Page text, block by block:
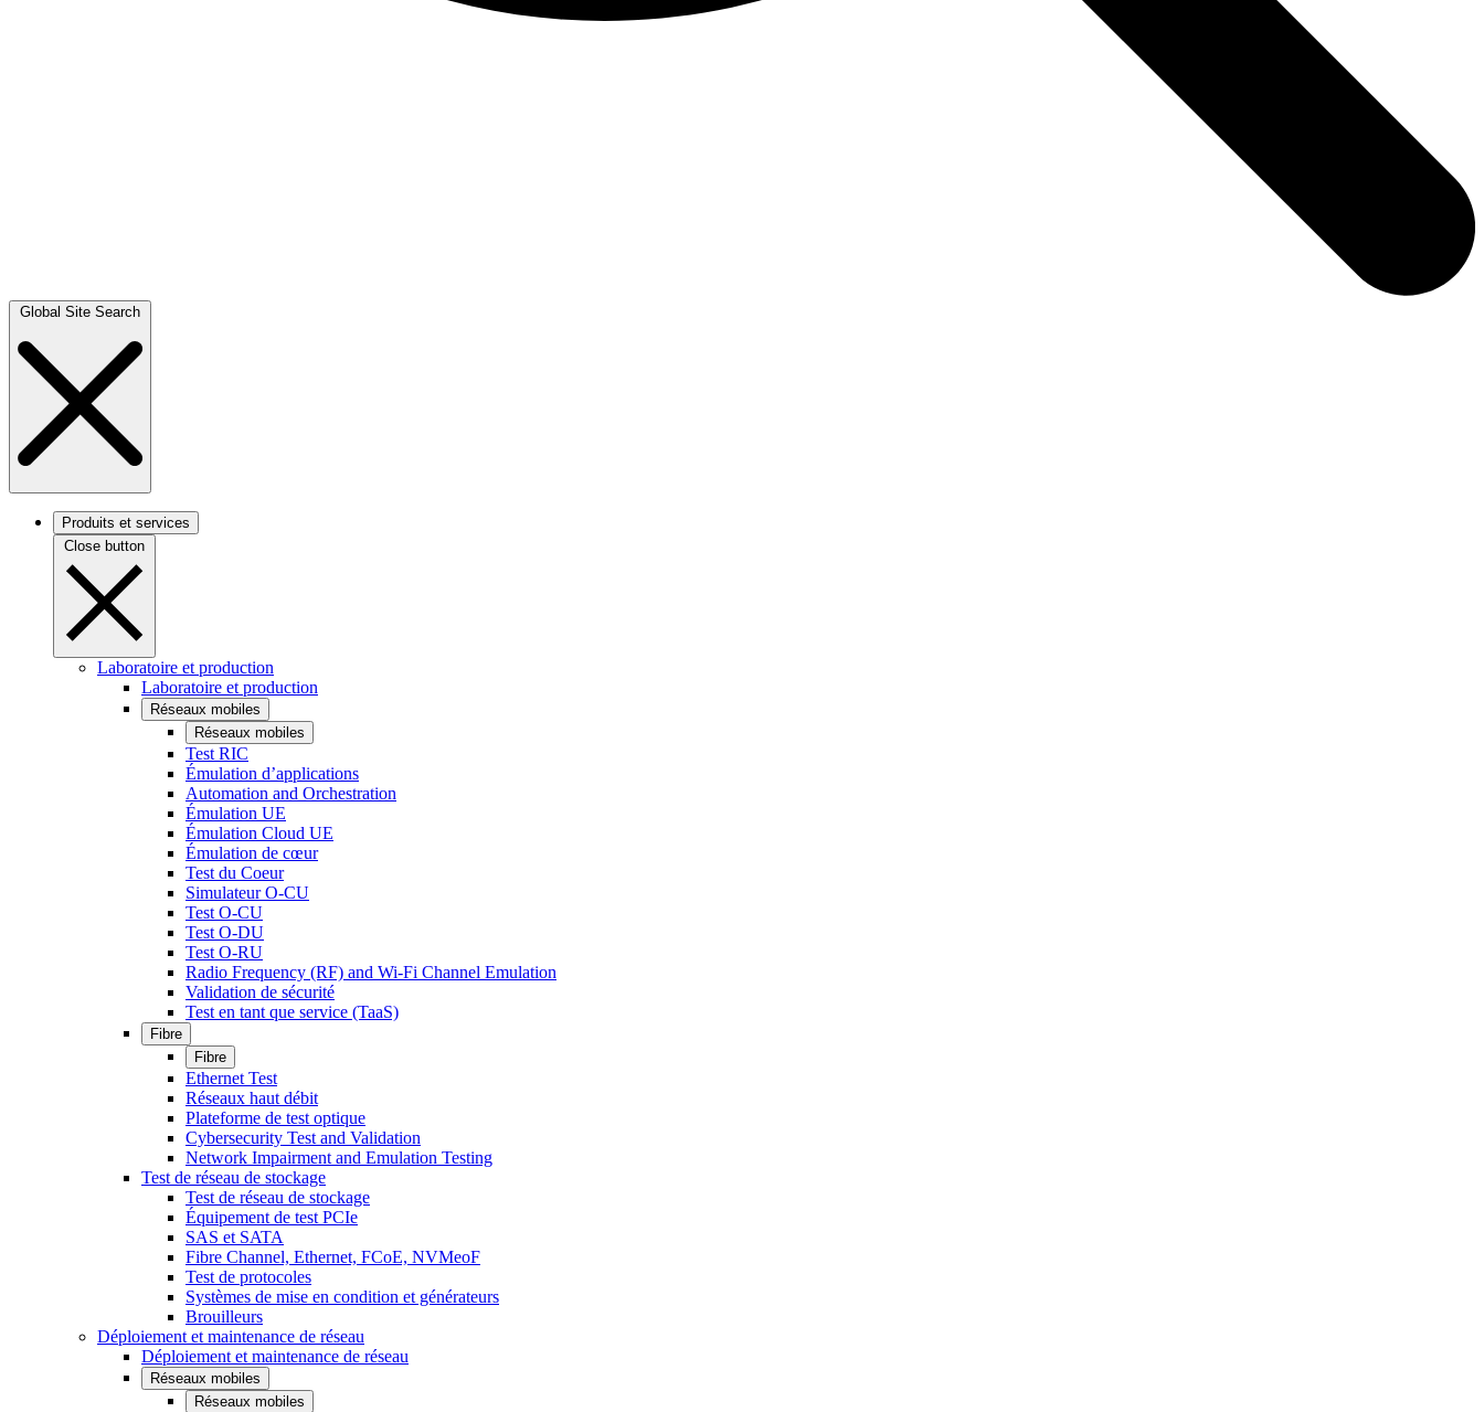
Global Site Search
Produits et services
Close button
Laboratoire et production
Laboratoire et production
Réseaux mobiles
Réseaux mobiles
Test RIC
Émulation d’applications
Automation and Orchestration
Émulation UE
Émulation Cloud UE
Émulation de cœur
Test du Coeur
Simulateur O-CU
Test O-CU
Test O-DU
Test O-RU
Radio Frequency (RF) and Wi-Fi Channel Emulation
Validation de sécurité
Test en tant que service (TaaS)
Fibre
Fibre
Ethernet Test
Réseaux haut débit
Plateforme de test optique
Cybersecurity Test and Validation
Network Impairment and Emulation Testing
Test de réseau de stockage
Test de réseau de stockage
Équipement de test PCIe
SAS et SATA
Fibre Channel, Ethernet, FCoE, NVMeoF
Test de protocoles
Systèmes de mise en condition et générateurs
Brouilleurs
Déploiement et maintenance de réseau
Déploiement et maintenance de réseau
Réseaux mobiles
Réseaux mobiles